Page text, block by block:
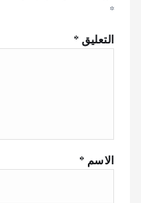
*
التعليق*
الاسم *